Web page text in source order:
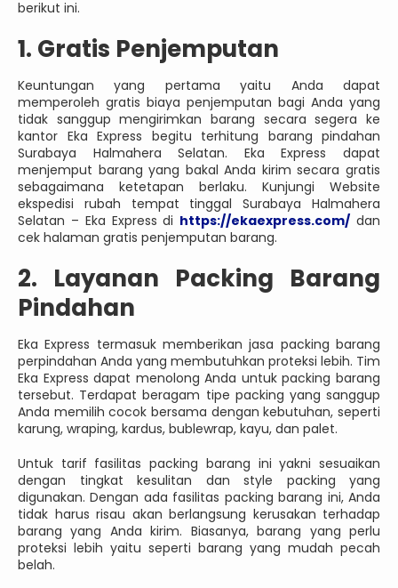
berikut ini.
1. Gratis Penjemputan
Keuntungan yang pertama yaitu Anda dapat
memperoleh gratis biaya penjemputan bagi Anda yang
tidak sanggup mengirimkan barang secara segera ke
kantor Eka Express begitu terhitung barang pindahan
Surabaya Halmahera Selatan. Eka Express dapat
menjemput barang yang bakal Anda kirim secara gratis
sebagaimana ketetapan berlaku. Kunjungi Website
ekspedisi rubah tempat tinggal Surabaya Halmahera
Selatan – Eka Express di https://ekaexpress.com/ dan
cek halaman gratis penjemputan barang.
2. Layanan Packing Barang
Pindahan
Eka Express termasuk memberikan jasa packing barang
perpindahan Anda yang membutuhkan proteksi lebih. Tim
Eka Express dapat menolong Anda untuk packing barang
tersebut. Terdapat beragam tipe packing yang sanggup
Anda memilih cocok bersama dengan kebutuhan, seperti
karung, wraping, kardus, bublewrap, kayu, dan palet.
Untuk tarif fasilitas packing barang ini yakni sesuaikan
dengan tingkat kesulitan dan style packing yang
digunakan. Dengan ada fasilitas packing barang ini, Anda
tidak harus risau akan berlangsung kerusakan terhadap
barang yang Anda kirim. Biasanya, barang yang perlu
proteksi lebih yaitu seperti barang yang mudah pecah
belah.